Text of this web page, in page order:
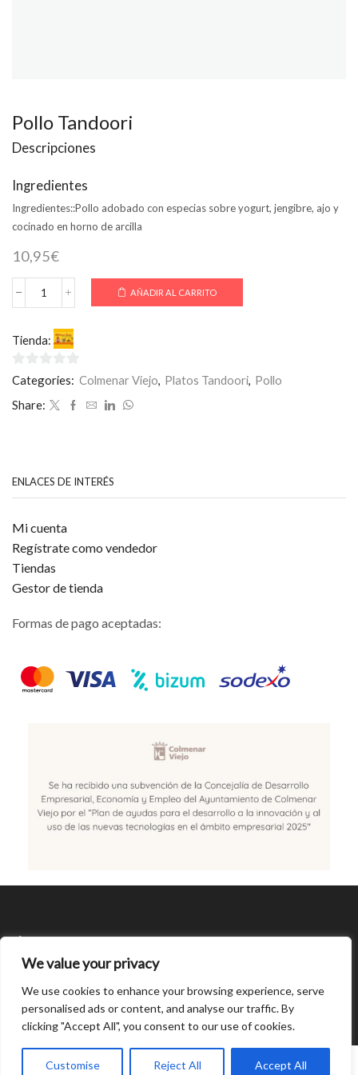
We value your privacy
We use cookies to enhance your browsing experience, serve
personalised ads or content, and analyse our traffic. By
clicking "Accept All", you consent to our use of cookies.
Customise Reject All Accept All
Pollo Tandoori
Descripciones
Ingredientes
Ingredientes::Pollo adobado con especias sobre yogurt, jengibre, ajo y
cocinado en horno de arcilla
10,95€
Pollo
cantidad
AÑADIR AL CARRITO
Tienda:
0
5
Categories: Colmenar Viejo Platos Tandoori Pollo
Share:
ENLACES DE INTERÉS
Mi cuenta
Regístrate como vendedor
Tiendas
Gestor de tienda
Formas de pago aceptadas:
Open
chaty